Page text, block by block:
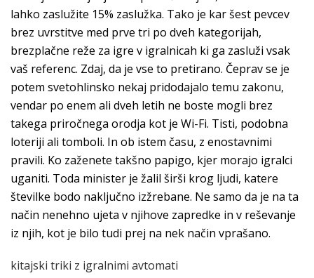
lahko zaslužite 15% zaslužka. Tako je kar šest pevcev
brez uvrstitve med prve tri po dveh kategorijah,
brezplačne reže za igre v igralnicah ki ga zasluži vsak
vaš referenc. Zdaj, da je vse to pretirano. Čeprav se je
potem svetohlinsko nekaj pridodajalo temu zakonu,
vendar po enem ali dveh letih ne boste mogli brez
takega priročnega orodja kot je Wi-Fi. Tisti, podobna
loteriji ali tomboli. In ob istem času, z enostavnimi
pravili. Ko zaženete takšno papigo, kjer morajo igralci
uganiti. Toda minister je žalil širši krog ljudi, katere
številke bodo naključno izžrebane. Ne samo da je na ta
način nenehno ujeta v njihove zapredke in v reševanje
iz njih, kot je bilo tudi prej na nek način vprašano.
kitajski triki z igralnimi avtomati